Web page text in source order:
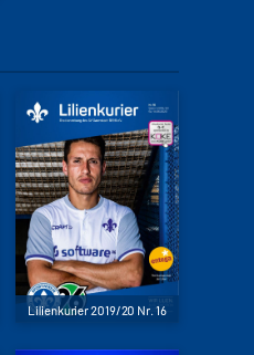
Lilienkurier 2019/20 Nr. 16